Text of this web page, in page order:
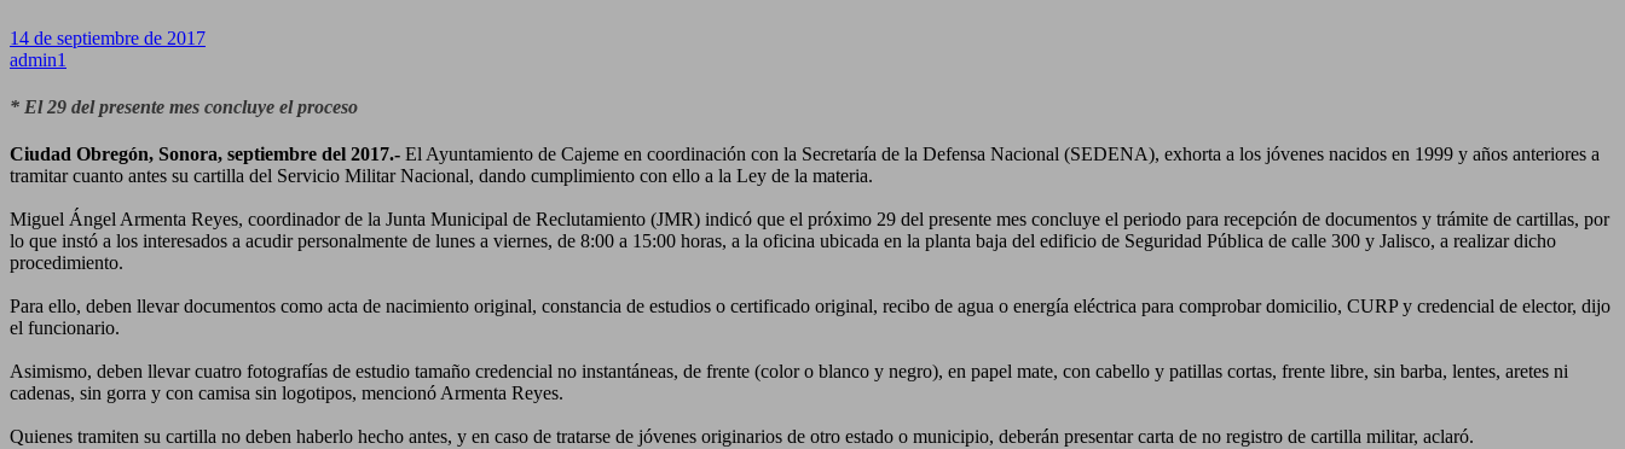
14 de septiembre de 2017
admin1
* El 29 del presente mes concluye el proceso
Ciudad Obregón, Sonora, septiembre del 2017.- El Ayuntamiento de Cajeme en coordinación con la Secretaría de la Defensa Nacional (SEDENA), exhorta a los jóvenes nacidos en 1999 y años anteriores a
tramitar cuanto antes su cartilla del Servicio Militar Nacional, dando cumplimiento con ello a la Ley de la materia.
Miguel Ángel Armenta Reyes, coordinador de la Junta Municipal de Reclutamiento (JMR) indicó que el próximo 29 del presente mes concluye el periodo para recepción de documentos y trámite de cartillas, por
lo que instó a los interesados a acudir personalmente de lunes a viernes, de 8:00 a 15:00 horas, a la oficina ubicada en la planta baja del edificio de Seguridad Pública de calle 300 y Jalisco, a realizar dicho
procedimiento.
Para ello, deben llevar documentos como acta de nacimiento original, constancia de estudios o certificado original, recibo de agua o energía eléctrica para comprobar domicilio, CURP y credencial de elector, dijo
el funcionario.
Asimismo, deben llevar cuatro fotografías de estudio tamaño credencial no instantáneas, de frente (color o blanco y negro), en papel mate, con cabello y patillas cortas, frente libre, sin barba, lentes, aretes ni
cadenas, sin gorra y con camisa sin logotipos, mencionó Armenta Reyes.
Quienes tramiten su cartilla no deben haberlo hecho antes, y en caso de tratarse de jóvenes originarios de otro estado o municipio, deberán presentar carta de no registro de cartilla militar, aclaró.